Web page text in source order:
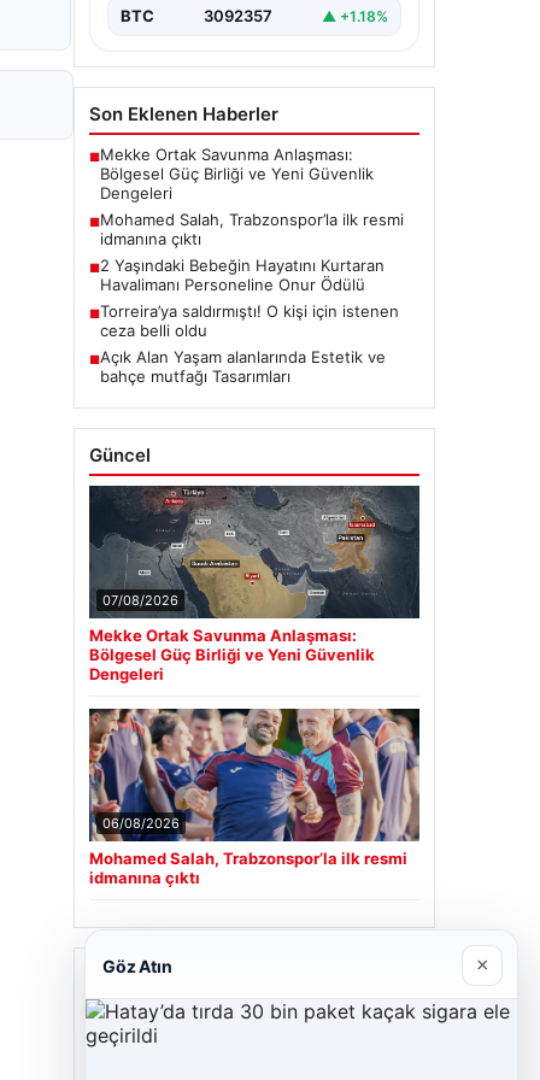
BTC 3092357 ▲ +1.18%
Son Eklenen Haberler
■Mekke Ortak Savunma Anlaşması:
Bölgesel Güç Birliği ve Yeni Güvenlik
Dengeleri
■Mohamed Salah, Trabzonspor’la ilk resmi
idmanına çıktı
■2 Yaşındaki Bebeğin Hayatını Kurtaran
Havalimanı Personeline Onur Ödülü
■Torreira’ya saldırmıştı! O kişi için istenen
ceza belli oldu
■Açık Alan Yaşam alanlarında Estetik ve
bahçe mutfağı Tasarımları
Güncel
07/08/2026
Mekke Ortak Savunma Anlaşması:
Bölgesel Güç Birliği ve Yeni Güvenlik
Dengeleri
06/08/2026
Mohamed Salah, Trabzonspor’la ilk resmi
idmanına çıktı
Son Eklenen Firmalar
Cengiz Sigorta
Göz Atın ×